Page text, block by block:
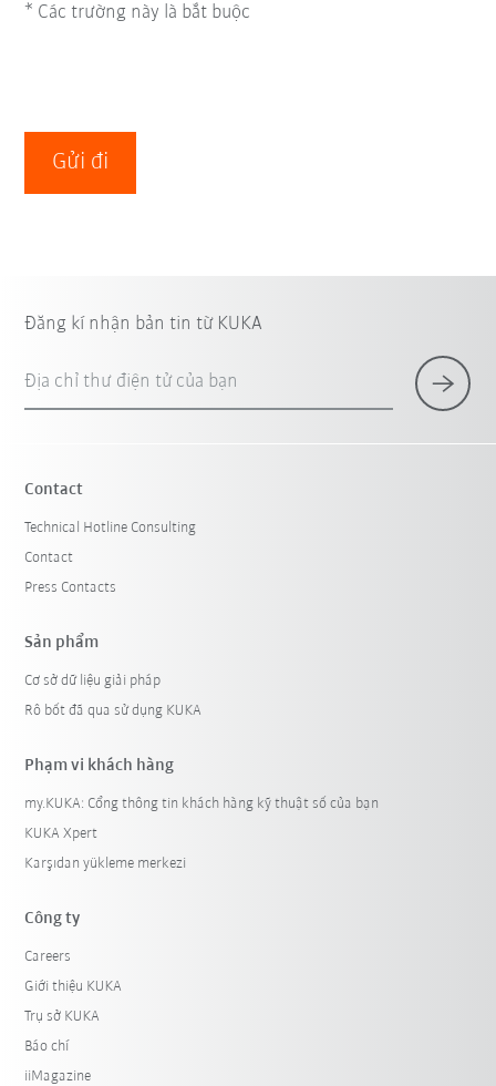
* Các trường này là bắt buộc
Gửi đi
Đăng kí nhận bản tin từ KUKA
Địa chỉ thư điện tử của bạn
Contact
Technical Hotline Consulting
Contact
Press Contacts
Sản phẩm
Cơ sở dữ liệu giải pháp
Rô bốt đã qua sử dụng KUKA
Phạm vi khách hàng
my.KUKA: Cổng thông tin khách hàng kỹ thuật số của bạn
KUKA Xpert
Karşıdan yükleme merkezi
Công ty
Careers
Giới thiệu KUKA
Trụ sở KUKA
Báo chí
iiMagazine